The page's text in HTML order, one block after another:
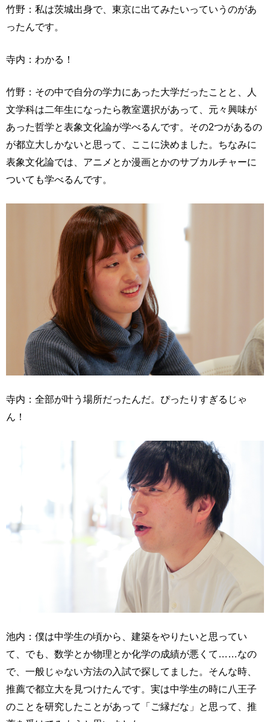
竹野：私は茨城出身で、東京に出てみたいっていうのがあ
ったんです。
寺内：わかる！
竹野：その中で自分の学力にあった大学だったことと、人
文学科は二年生になったら教室選択があって、元々興味が
あった哲学と表象文化論が学べるんです。その2つがあるの
が都立大しかないと思って、ここに決めました。ちなみに
表象文化論では、アニメとか漫画とかのサブカルチャーに
ついても学べるんです。
寺内：全部が叶う場所だったんだ。ぴったりすぎるじゃ
ん！
池内：僕は中学生の頃から、建築をやりたいと思ってい
て、でも、数学とか物理とか化学の成績が悪くて……なの
で、一般じゃない方法の入試で探してました。そんな時、
推薦で都立大を見つけたんです。実は中学生の時に八王子
のことを研究したことがあって「ご縁だな」と思って、推